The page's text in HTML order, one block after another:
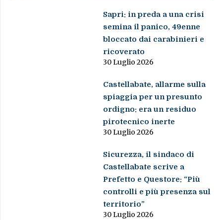
Sapri: in preda a una crisi
semina il panico, 49enne
bloccato dai carabinieri e
ricoverato
30 Luglio 2026
Castellabate, allarme sulla
spiaggia per un presunto
ordigno: era un residuo
pirotecnico inerte
30 Luglio 2026
Sicurezza, il sindaco di
Castellabate scrive a
Prefetto e Questore: “Più
controlli e più presenza sul
territorio”
30 Luglio 2026